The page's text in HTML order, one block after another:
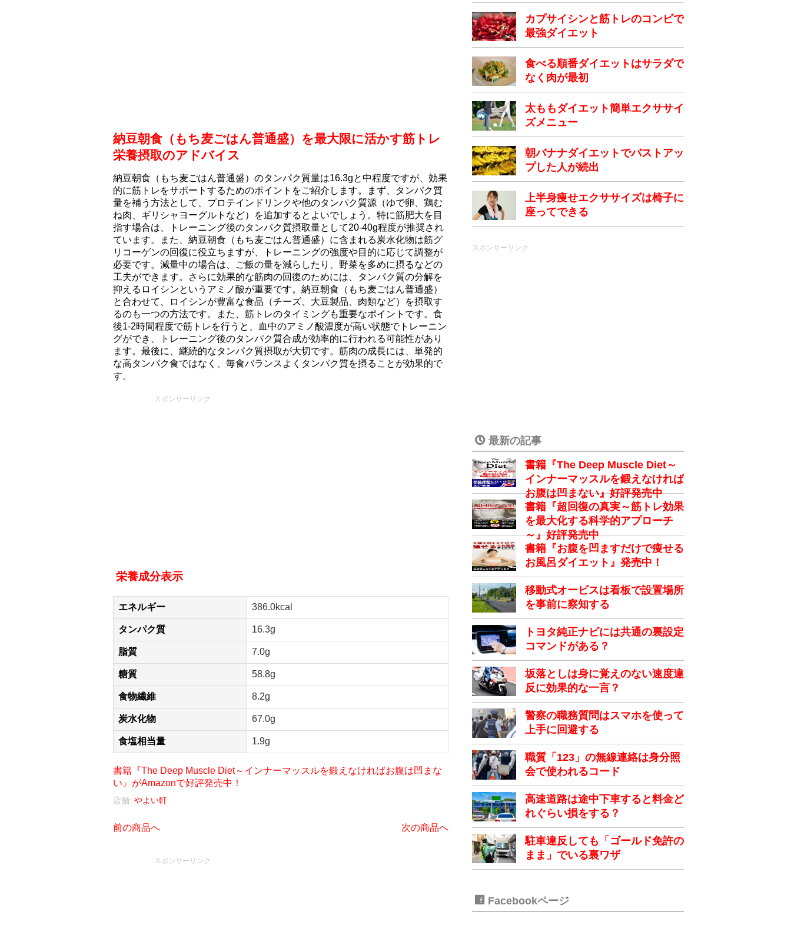
納豆朝食（もち⻨ごはん普通盛）を最大限に活かす筋トレ
栄養摂取のアドバイス
納豆朝食（もち⻨ごはん普通盛）のタンパク質量は16.3gと中程度ですが、効果
的に筋トレをサポートするためのポイントをご紹介します。まず、タンパク質
量を補う方法として、プロテインドリンクや他のタンパク質源（ゆで卵、鶏む
ね肉、ギリシャヨーグルトなど）を追加するとよいでしょう。特に筋肥大を目
指す場合は、トレーニング後のタンパク質摂取量として20-40g程度が推奨され
ています。また、納豆朝食（もち⻨ごはん普通盛）に含まれる炭水化物は筋グ
リコーゲンの回復に役立ちますが、トレーニングの強度や目的に応じて調整が
必要です。減量中の場合は、ご飯の量を減らしたり、野菜を多めに摂るなどの
工夫ができます。さらに効果的な筋肉の回復のためには、タンパク質の分解を
抑えるロイシンというアミノ酸が重要です。納豆朝食（もち⻨ごはん普通盛）
と合わせて、ロイシンが豊富な食品（チーズ、大豆製品、肉類など）を摂取す
るのも一つの方法です。また、筋トレのタイミングも重要なポイントです。食
後1-2時間程度で筋トレを行うと、血中のアミノ酸濃度が高い状態でトレーニン
グができ、トレーニング後のタンパク質合成が効率的に行われる可能性があり
ます。最後に、継続的なタンパク質摂取が大切です。筋肉の成長には、単発的
な高タンパク食ではなく、毎食バランスよくタンパク質を摂ることが効果的で
す。
スポンサーリンク
栄養成分表示
エネルギー 386.0kcal
タンパク質 16.3g
脂質 7.0g
糖質 58.8g
食物繊維 8.2g
炭水化物 67.0g
食塩相当量 1.9g
書籍『The Deep Muscle Diet～インナーマッスルを鍛えなければお腹は凹まな
い』がAmazonで好評発売中！
店舗: やよい軒
前の商品へ 次の商品へ
スポンサーリンク
カプサイシンと筋トレのコンビで
最強ダイエット
食べる順番ダイエットはサラダで
なく肉が最初
太ももダイエット簡単エクササイ
ズメニュー
朝バナナダイエットでバストアッ
プした人が続出
上半身痩せエクササイズは椅子に
座ってできる
スポンサーリンク
最新の記事
書籍『The Deep Muscle Diet～
インナーマッスルを鍛えなければ
お腹は凹まない』好評発売中
書籍『超回復の真実～筋トレ効果
を最大化する科学的アプローチ
～』好評発売中
書籍『お腹を凹ますだけで痩せる
お風呂ダイエット』発売中！
移動式オービスは看板で設置場所
を事前に察知する
トヨタ純正ナビには共通の裏設定
コマンドがある？
坂落としは身に覚えのない速度違
反に効果的な一言？
警察の職務質問はスマホを使って
上手に回避する
職質「123」の無線連絡は身分照
会で使われるコード
高速道路は途中下車すると料金ど
れぐらい損をする？
駐車違反しても「ゴールド免許の
まま」でいる裏ワザ
Facebookページ